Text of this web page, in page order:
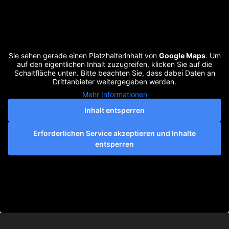
Sie sehen gerade einen Platzhalterinhalt von Google Maps. Um
auf den eigentlichen Inhalt zuzugreifen, klicken Sie auf die
Schaltfläche unten. Bitte beachten Sie, dass dabei Daten an
Drittanbieter weitergegeben werden.
Mehr Informationen
Inhalt entsperren
Erforderlichen Service akzeptieren und Inhalte
entsperren